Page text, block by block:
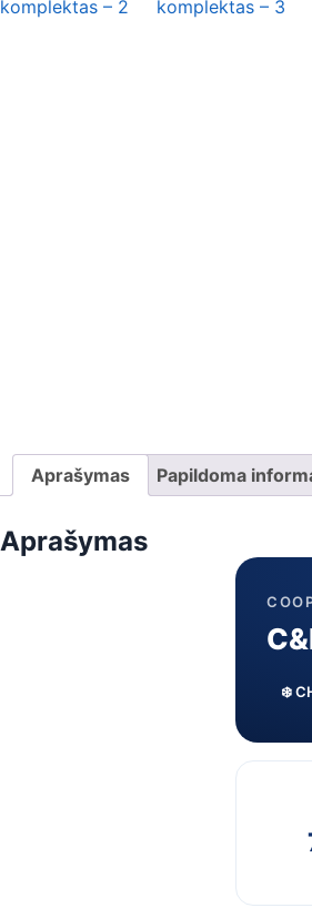
Aprašymas Papildoma
Aprašymas
❄️